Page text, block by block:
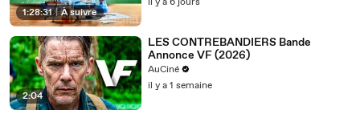
1:28:31 | À suivre
2:04
LES CONTREBANDIERS Bande
Annonce VF (2026)
AuCiné
il y a 1 semaine